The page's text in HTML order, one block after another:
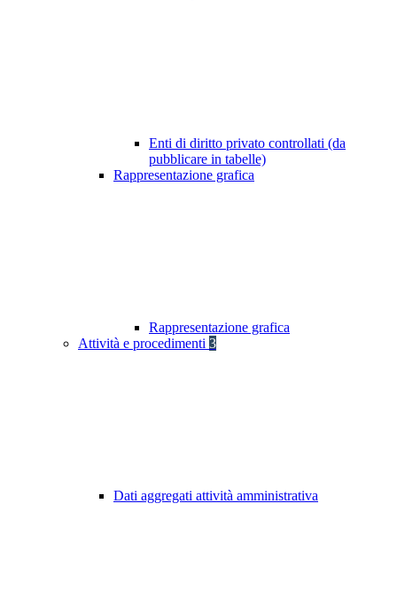
Enti di diritto privato controllati (da
pubblicare in tabelle)
Rappresentazione grafica
Rappresentazione grafica
Attività e procedimenti 3
Dati aggregati attività amministrativa